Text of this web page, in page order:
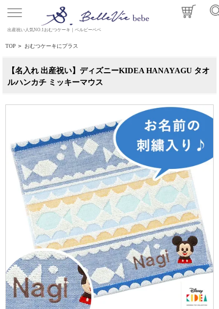
出産祝い人気NO.1おむつケーキ｜ベルビーベベ
TOP > おむつケーキにプラス
【名入れ 出産祝い】ディズニーKIDEA HANAYAGU タオ
ルハンカチ ミッキーマウス